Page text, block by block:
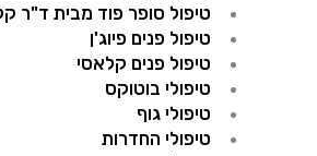
טיפול סופר פוד מבית ד"ר
טיפול פנים פיוג'ן
טיפול פנים קלאסי
טיפולי בוטוקס
טיפולי גוף
טיפולי החדרות